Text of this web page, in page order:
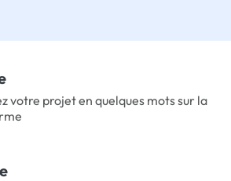
votre projet en quelques mots sur la